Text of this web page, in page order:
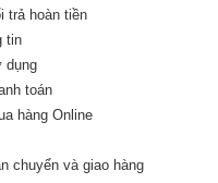
trả hoàn tiền
tin
dụng
toán
hàng Online
chuyển và giao hàng